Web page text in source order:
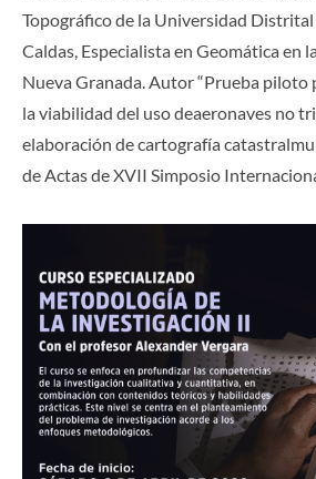
Topográfico de la Universidad Distrital
Caldas, Especialista en Geomática en
Nueva Granada. Autor “Prueba piloto
la viabilidad del uso deaeronaves no
elaboración de cartografía
de Actas de XVII Simposio